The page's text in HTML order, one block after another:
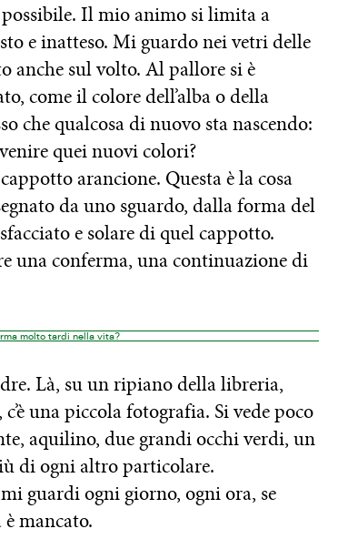
possibile. Il mio animo si limita a
e inatteso. Mi guardo nei vetri delle
anche sul volto. Al pallore si è
come il colore dell’alba o della
che qualcosa di nuovo sta nascendo:
quei nuovi colori?
arancione. Questa è la cosa
da uno sguardo, dalla forma del
e solare di quel cappotto.
una conferma, una continuazione di
molto tardi nella vita?
Là, su un ripiano della libreria,
una piccola fotografia. Si vede poco
aquilino, due grandi occhi verdi, un
di ogni altro particolare.
guardi ogni giorno, ogni ora, se
mancato.